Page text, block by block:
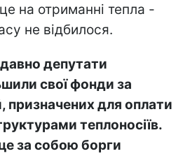
на отриманні тепла -
не відбилося.
депутати
свої фонди за
призначених для оплати
теплоносіїв.
за собою борги